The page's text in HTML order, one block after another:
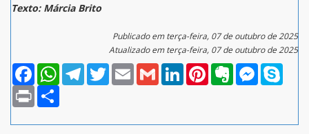
Texto: Márcia Brito
Publicado em terça-feira, 07 de outubro de 2025
Atualizado em terça-feira, 07 de outubro de 2025
FacebookWhatsAppTelegramTwitterEmail Gmail LinkedInPinterestEvernoteMessenger
Print